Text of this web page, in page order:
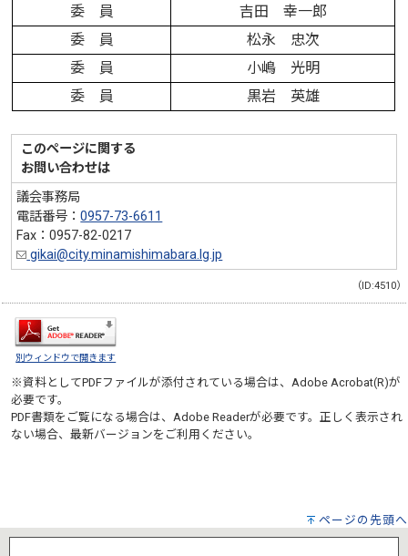
委 員
吉田 幸一郎
委 員
松永 忠次
委 員
小嶋 光明
委 員
黒岩 英雄
このページに関する
お問い合わせは
議会事務局
電話番号：0957-73-6611
Fax：0957-82-0217
gikai@city.minamishimabara.lg.jp
（ID:4510）
別ウィンドウで開きます
※資料としてPDFファイルが添付されている場合は、Adobe Acrobat(R)が
必要です。
PDF書類をご覧になる場合は、Adobe Readerが必要です。正しく表示され
ない場合、最新バージョンをご利用ください。
ページの先頭へ